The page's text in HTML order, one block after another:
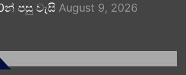
පසු වැසි August 9, 2026